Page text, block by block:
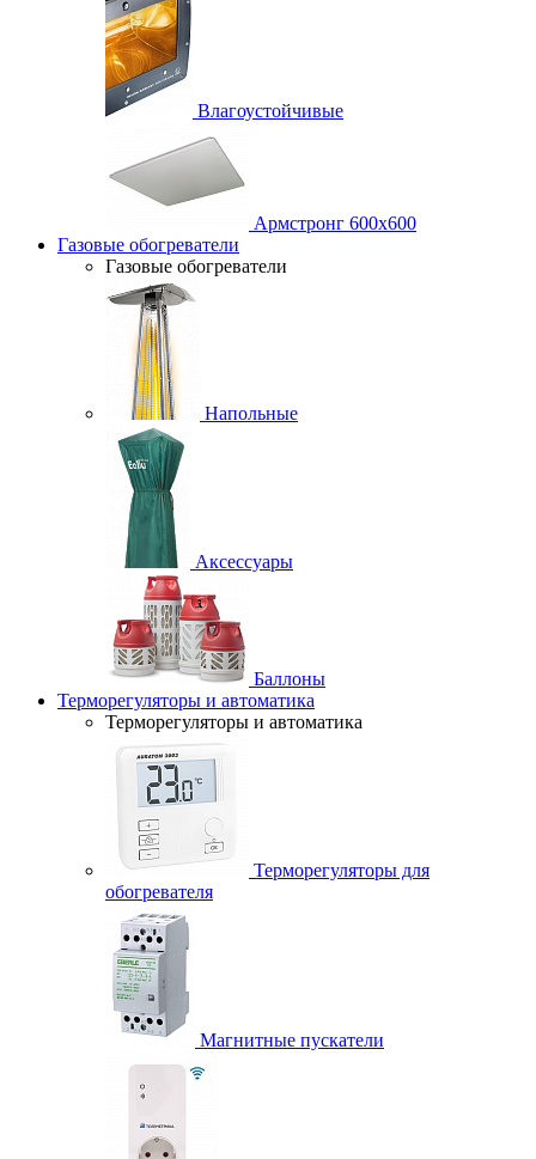
Влагоустойчивые
Армстронг 600х600
Газовые обогреватели
Газовые обогреватели
Напольные
Аксессуары
Баллоны
Терморегуляторы и автоматика
Терморегуляторы и автоматика
Терморегуляторы для
обогревателя
Магнитные пускатели